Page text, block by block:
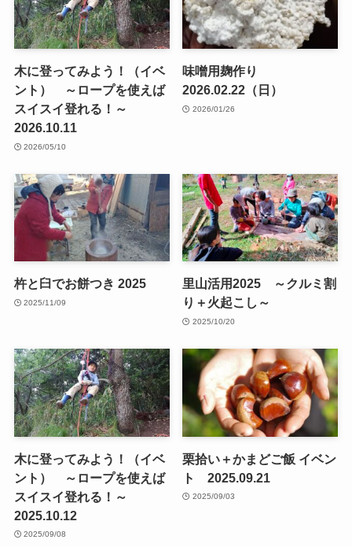
木に登ってみよう！（イベ
ント） ～ロープを使えば
スイスイ登れる！～
2026.10.11
2026/05/10
味噌用麹作り
2026.02.22（日）
2026/01/26
杵と臼でお餅つき 2025
2025/11/09
里山活用2025 ～クルミ割
り＋火起こし～
2025/10/20
木に登ってみよう！（イベ
ント） ～ロープを使えば
スイスイ登れる！～
2025.10.12
2025/09/08
栗拾い＋かまどご飯 イベン
ト 2025.09.21
2025/09/03